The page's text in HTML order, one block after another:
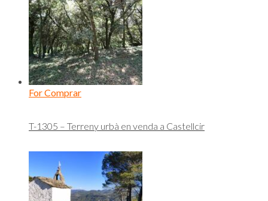
For Comprar
T-1305 – Terreny urbà en venda a Castellcir